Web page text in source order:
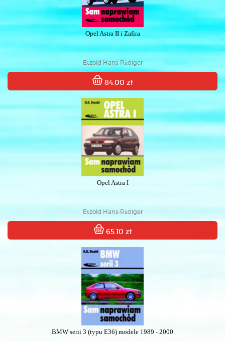
Opel Astra II i Zafira
Etzold Hans-Rüdiger
84.00 zł
Opel Astra I
Etzold Hans-Rüdiger
65.10 zł
BMW serii 3 (typu E36) modele 1989 - 2000